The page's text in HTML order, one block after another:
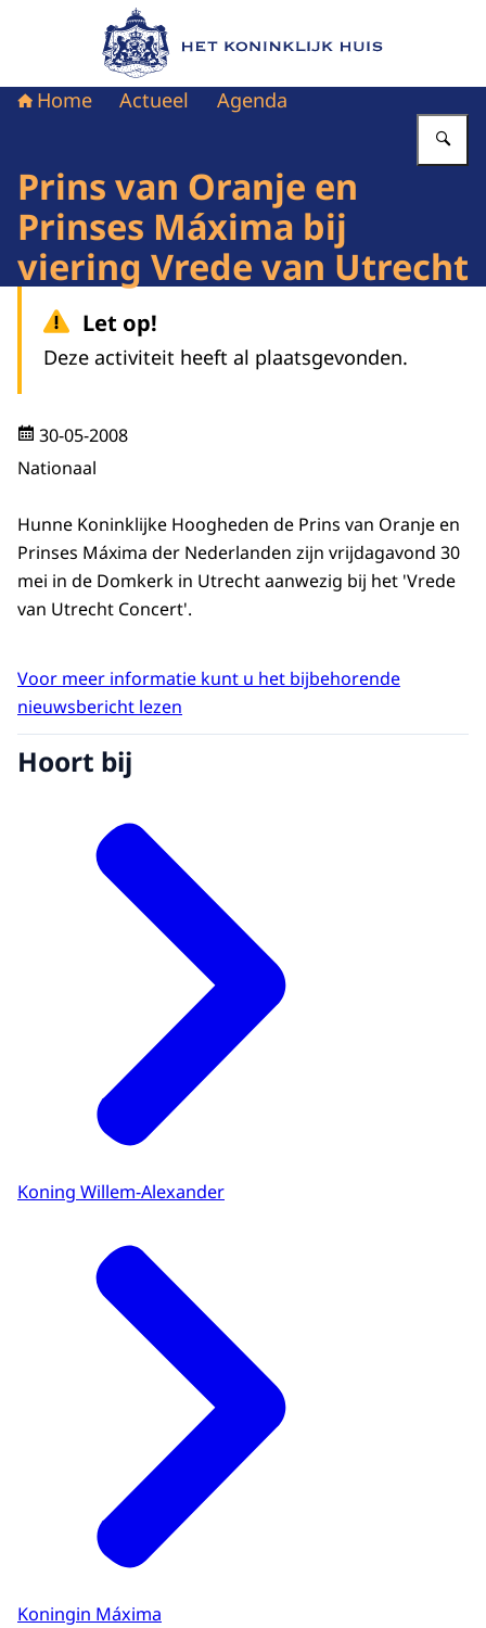
Naar de homepage van Het Koninklijk Huis
Home Actueel Agenda
Prins van Oranje en
Prinses Máxima bij
viering Vrede van Utrecht
Let op!
Deze activiteit heeft al plaatsgevonden.
30-05-2008
Nationaal
Hunne Koninklijke Hoogheden de Prins van Oranje en
Prinses Máxima der Nederlanden zijn vrijdagavond 30
mei in de Domkerk in Utrecht aanwezig bij het 'Vrede
van Utrecht Concert'.
Voor meer informatie kunt u het bijbehorende
nieuwsbericht lezen
Hoort bij
Koning Willem-Alexander
Koningin Máxima